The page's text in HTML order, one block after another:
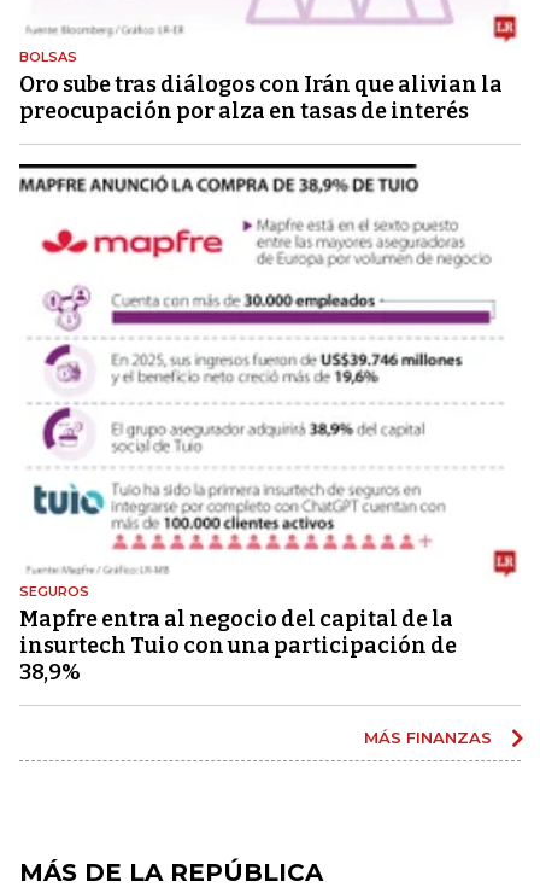
BOLSAS
Oro sube tras diálogos con Irán que alivian la
preocupación por alza en tasas de interés
SEGUROS
Mapfre entra al negocio del capital de la
insurtech Tuio con una participación de
38,9%
MÁS FINANZAS
MÁS DE LA REPÚBLICA